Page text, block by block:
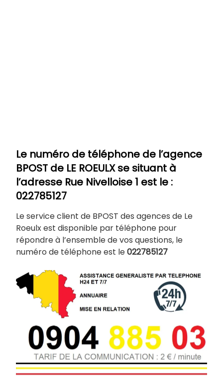
Le numéro de téléphone de l’agence
BPOST de LE ROEULXse situant à
l’adresse Rue Nivelloise 1 est le :
022785127
Le service client de BPOST des agences de Le
Roeulx est disponible par téléphone pour
répondre à l’ensemble de vos questions, le
numéro de téléphone est le022785127